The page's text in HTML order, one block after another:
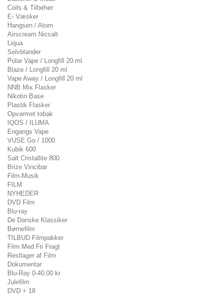
Coils & Tilbehør
E- Væsker
Hangsen / Atom
Airscream Nicsalt
Liqua
Selvblander
Polar Vape / Longfill 20 ml
Blaze / Longfill 20 ml
Vape Away / Longfill 20 ml
NNB Mix Flasker
Nikotin Base
Plastik Flasker
Opvarmet tobak
IQOS / ILUMA
Engangs Vape
VUSE Go / 1000
Kubik 600
Salt Cristallite 800
Brize Vincibar
Film-Musik
FILM
NYHEDER
DVD Film
Blu-ray
De Danske Klassiker
Børnefilm
TILBUD Filmpakker
Film Med Fri Fragt
Restlager af Film
Dokumentar
Blu-Ray 0-40,00 kr
Julefilm
DVD + 18